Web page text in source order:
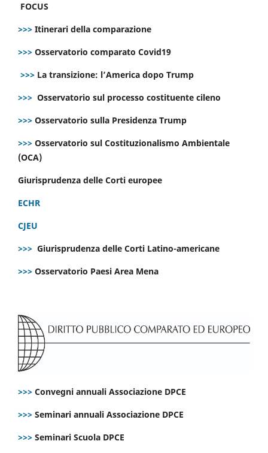
FOCUS
>>> Itinerari della comparazione
>>> Osservatorio comparato Covid19
>>> La transizione: l’America dopo Trump
>>> Osservatorio sul processo costituente cileno
>>> Osservatorio sulla Presidenza Trump
>>> Osservatorio sul Costituzionalismo Ambientale
(OCA)
Giurisprudenza delle Corti europee
ECHR
CJEU
>>> Giurisprudenza delle Corti Latino-americane
>>> Osservatorio Paesi Area Mena
>>> Convegni annuali Associazione DPCE
>>> Seminari annuali Associazione DPCE
>>> Seminari Scuola DPCE